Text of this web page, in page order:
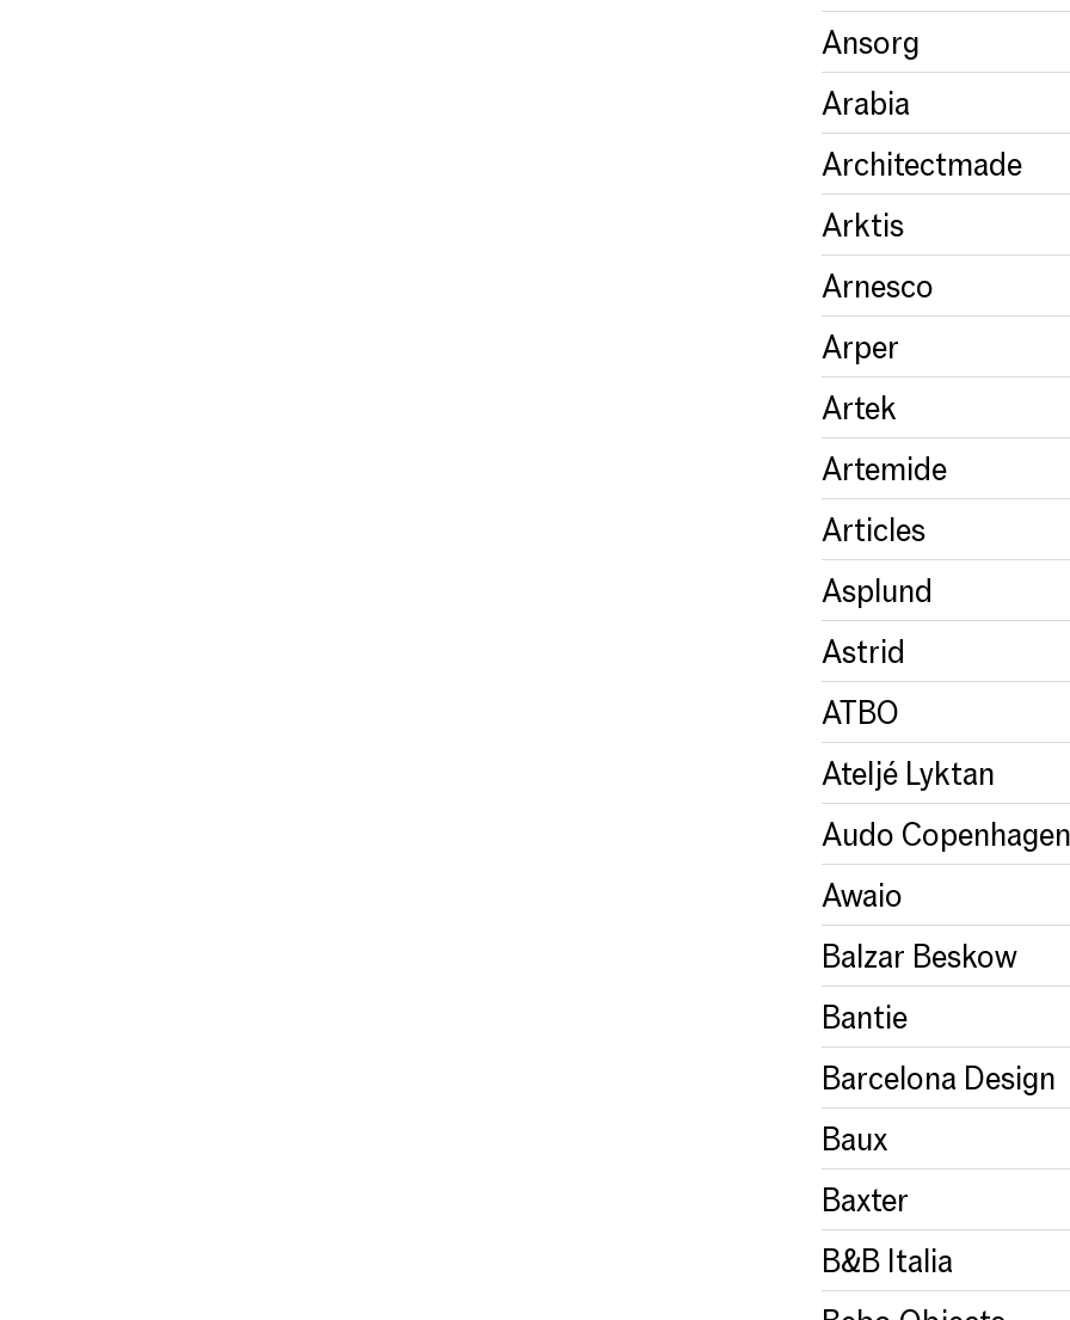
Ansorg
Arabia
Architectmade
Arktis
Arnesco
Arper
Artek
Artemide
Articles
Asplund
Astrid
ATBO
Ateljé Lyktan
Audo Copenhagen
Awaio
Balzar Beskow
Bantie
Barcelona Design
Baux
Baxter
B&B Italia